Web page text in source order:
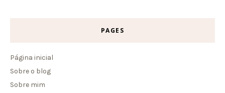
PAGES
Página inicial
Sobre o blog
Sobre mim